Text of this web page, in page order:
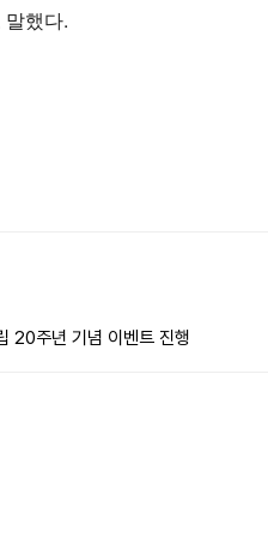
말했다.
20주년 기념 이벤트 진행